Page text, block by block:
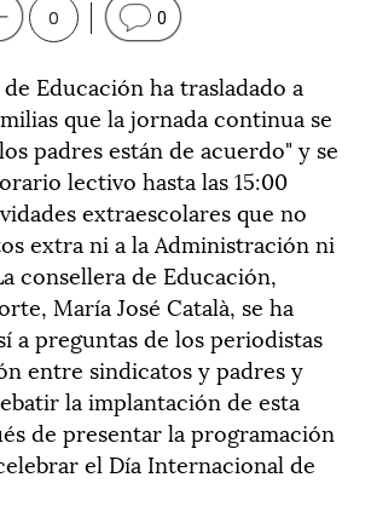
0 0
Educación ha trasladado a
que la jornada continua se
padres están de acuerdo" y se
lectivo hasta las 15:00
extraescolares que no
extra ni a la Administración ni
consellera de Educación,
María José Català, se ha
a preguntas de los periodistas
entre sindicatos y padres y
la implantación de esta
de presentar la programación
el Día Internacional de